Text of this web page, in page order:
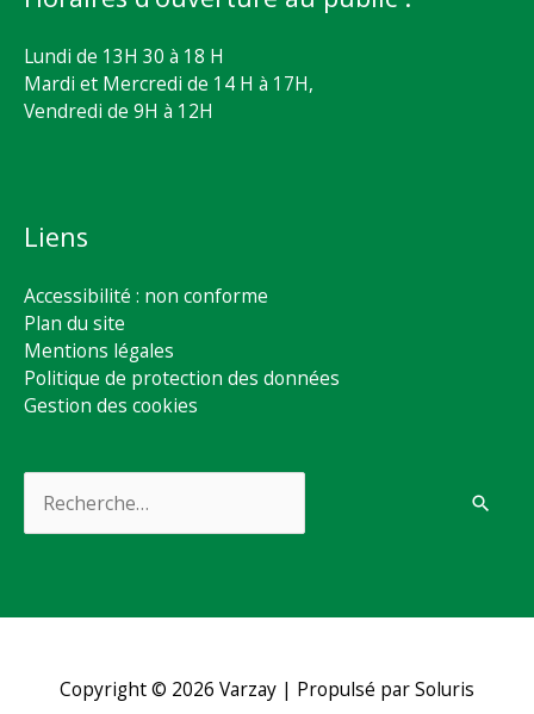
Lundi de 13H 30 à 18 H
Mardi et Mercredi de 14 H à 17H,
Vendredi de 9H à 12H
Liens
Accessibilité : non conforme
Plan du site
Mentions légales
Politique de protection des données
Gestion des cookies
Copyright © 2026 Varzay | Propulsé par Soluris